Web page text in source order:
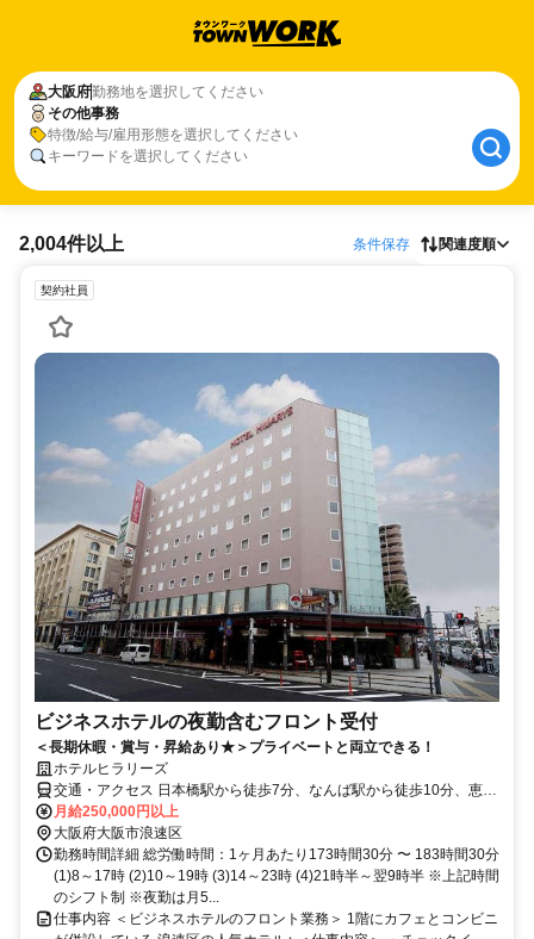
大阪府勤務地を選択してください
その他事務
特徴/給与/雇用形態を選択してください
キーワードを選択してください
2,004件以上 条件保存 関連度順
契約社員
ビジネスホテルの夜勤含むフロント受付
＜長期休暇・賞与・昇給あり★＞プライベートと両立できる！
ホテルヒラリーズ
交通・アクセス 日本橋駅から徒歩7分、なんば駅から徒歩10分、恵美
須町駅から徒歩6分・自転車通勤ok
月給250,000円以上
大阪府大阪市浪速区
勤務時間詳細 総労働時間：1ヶ月あたり173時間30分 〜 183時間30分
(1)8～17時 (2)10～19時 (3)14～23時 (4)21時半～翌9時半 ※上記時間
のシフト制 ※夜勤は月5...
仕事内容 ＜ビジネスホテルのフロント業務＞ 1階にカフェとコンビニ